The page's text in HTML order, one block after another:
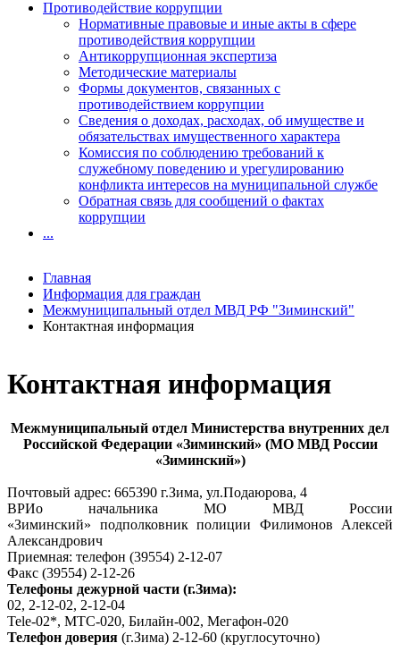
Контактная информация
Межмуниципальный отдел Министерства внутренних дел
Российской Федерации «Зиминский» (МО МВД России
«Зиминский»)
Почтовый адрес: 665390 г.Зима, ул.Подаюрова, 4
ВРИо начальника МО МВД России
«Зиминский» подполковник полиции Филимонов Алексей
Александрович
Приемная: телефон (39554) 2-12-07
Факс (39554) 2-12-26
Телефоны дежурной части (г.Зима):
02, 2-12-02, 2-12-04
Tele-02*, МТС-020, Билайн-002, Мегафон-020
Телефон доверия (г.Зима) 2-12-60 (круглосуточно)
Противодействие коррупции
Нормативные правовые и иные акты в сфере
противодействия коррупции
Антикоррупционная экспертиза
Методические материалы
Формы документов, связанных с
противодействием коррупции
Сведения о доходах, расходах, об имуществе и
обязательствах имущественного характера
Комиссия по соблюдению требований к
служебному поведению и урегулированию
конфликта интересов на муниципальной службе
Обратная связь для сообщений о фактах
коррупции
...
Главная
Информация для граждан
Межмуниципальный отдел МВД РФ "Зиминский"
Контактная информация